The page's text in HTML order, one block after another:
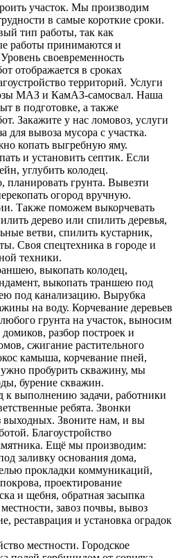
участок. Мы производим
в самые короткие сроки.
тип работы, так как
работы принимаются и
своевременность
отображается в сроках
территорий. Услуги
МАЗ и КамАЗ-самосвал. Наша
в подготовке, а также
Закажите у нас ломовоз, услуги
для вывоза мусора с участка.
копать выгребную яму.
и установить септик. Если
углубить колодец.
планировать грунта. Вывезти
огород вручную.
Также поможем выкорчевать
дерево или спилить деревья,
ветви, спилить кустарник,
Своя спецтехника в городе и
техники.
выкопать колодец,
выкопать траншею под
под канализацию. Вырубка
на воду. Корчевание деревьев
грунта на участок, выносим
разбор построек и
сжигание растительного
камыша, корчевание пней,
пробурить скважину, мы
бурение скважин.
к выполнению задачи, работники
ребята. Звонки
выходных. Звоните нам, и вы
Благоустройство
Ещё мы производим:
заливку основания дома,
прокладки коммуникаций,
проектирование
и щебня, обратная засыпка
завоз почвы, вывоз
реставрация и установка оградок
местности. Городское